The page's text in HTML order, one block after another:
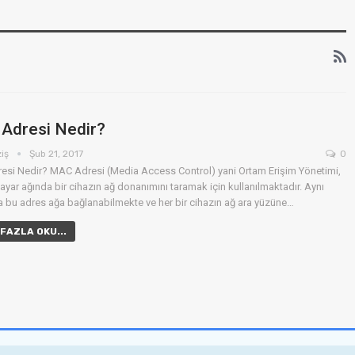
Nedir?
Şub 21, 2017 0
Nedir? MAC Adresi (Media Access Control) yani Ortam Erişim Yönetimi,
ağında bir cihazın ağ donanımını taramak için kullanılmaktadır. Aynı
bu adres ağa bağlanabilmekte ve her bir cihazın ağ ara yüzüne…
OKU...
Sunan
Özellikler…
May 9, 2016 0
Basınca Duyarlı
İle Gelebilir
Okan Keskin Ara 15, 2015